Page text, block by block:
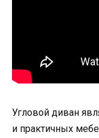
Угловой диван
и практичных